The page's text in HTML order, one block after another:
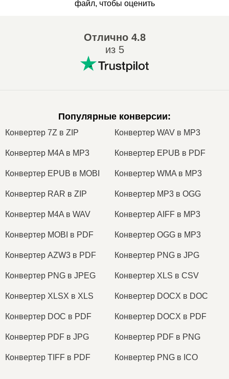
файл, чтобы оценить
Отлично4.8
из 5
Популярные конверсии:
Конвертер 7Z в ZIP Конвертер WAV в MP3
Конвертер M4A в MP3 Конвертер EPUB в PDF
Конвертер EPUB в MOBI Конвертер WMA в MP3
Конвертер RAR в ZIP Конвертер MP3 в OGG
Конвертер M4A в WAV Конвертер AIFF в MP3
Конвертер MOBI в PDF Конвертер OGG в MP3
Конвертер AZW3 в PDF Конвертер PNG в JPG
Конвертер PNG в JPEG Конвертер XLS в CSV
Конвертер XLSX в XLS Конвертер DOCX в DOC
Конвертер DOC в PDF Конвертер DOCX в PDF
Конвертер PDF в JPG Конвертер PDF в PNG
Конвертер TIFF в PDF Конвертер PNG в ICO